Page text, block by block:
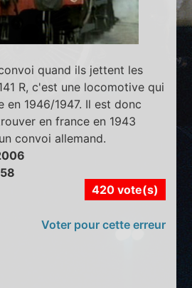
quand ils jettent les
R, c'est une locomotive qui
en 1946/1947. Il est donc
en france en 1943
convoi allemand.
420 vote(s)
Voter pour cette erreur